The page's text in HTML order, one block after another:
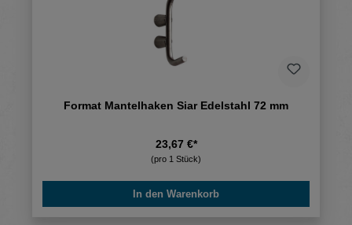
Format Mantelhaken Siar Edelstahl 72 mm
23,67 €*
(pro 1 Stück)
In den Warenkorb